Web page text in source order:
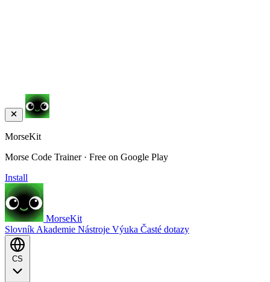
MorseKit
Morse Code Trainer · Free on Google Play
Install
MorseKit
Slovník Akademie Nástroje Výuka Časté dotazy